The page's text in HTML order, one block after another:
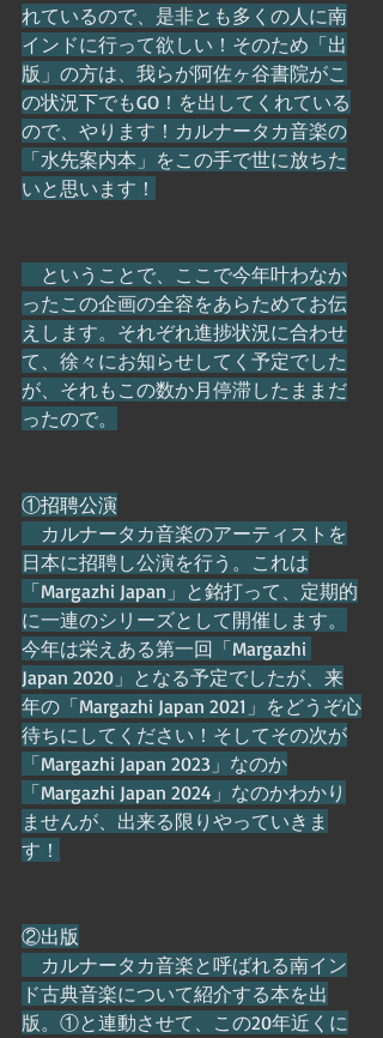
れているので、是非とも多くの人に南
インドに行って欲しい！そのため「出
版」の方は、我らが阿佐ヶ谷書院がこ
の状況下でもGO！を出してくれている
ので、やります！カルナータカ音楽の
「水先案内本」をこの手で世に放ちた
いと思います！
ということで、ここで今年叶わなか
ったこの企画の全容をあらためてお伝
えします。それぞれ進捗状況に合わせ
て、徐々にお知らせしてく予定でした
が、それもこの数か月停滞したままだ
ったので。
①招聘公演
カルナータカ音楽のアーティストを
日本に招聘し公演を行う。これは
「Margazhi Japan」と銘打って、定期的
に一連のシリーズとして開催します。
今年は栄えある第一回「Margazhi
Japan 2020」となる予定でしたが、来
年の「Margazhi Japan 2021」をどうぞ心
待ちにしてください！そしてその次が
「Margazhi Japan 2023」なのか
「Margazhi Japan 2024」なのかわかり
ませんが、出来る限りやっていきま
す！
②出版
カルナータカ音楽と呼ばれる南イン
ド古典音楽について紹介する本を出
版。①と連動させて、この20年近くに